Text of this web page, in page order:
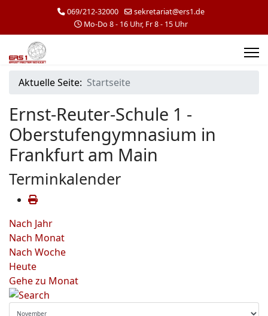
069/212-32000
sekretariat@ers1.de
Mo-Do 8 - 16 Uhr, Fr 8 - 15 Uhr
Aktuelle Seite: Startseite
Ernst-Reuter-Schule 1 -
Oberstufengymnasium in
Frankfurt am Main
Terminkalender
Nach Jahr
Nach Monat
Nach Woche
Heute
Gehe zu Monat